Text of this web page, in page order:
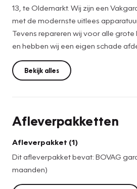
13, te Oldemarkt. Wij zijn een
met de modernste uitlees
Tevens repareren wij voor alle
en hebben wij een eigen schade afdeling. Door
variateit in bouwjaren en modellen
interessant om eens een kijkje te
occasions.
Bovag garantie, 1 jaar Pechhulp
poetsbeurt )
Bekijk alles
Afleverpakketten
Afleverpakket (1)
Dit afleverpakket bevat: BOVAG
maanden)